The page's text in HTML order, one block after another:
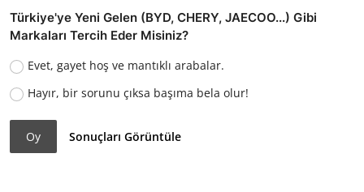
Türkiye'ye Yeni Gelen (BYD, CHERY, JAECOO...) Gibi
Markaları Tercih Eder Misiniz?
Evet, gayet hoş ve mantıklı arabalar.
Hayır, bir sorunu çıksa başıma bela olur!
Oy Sonuçları Görüntüle